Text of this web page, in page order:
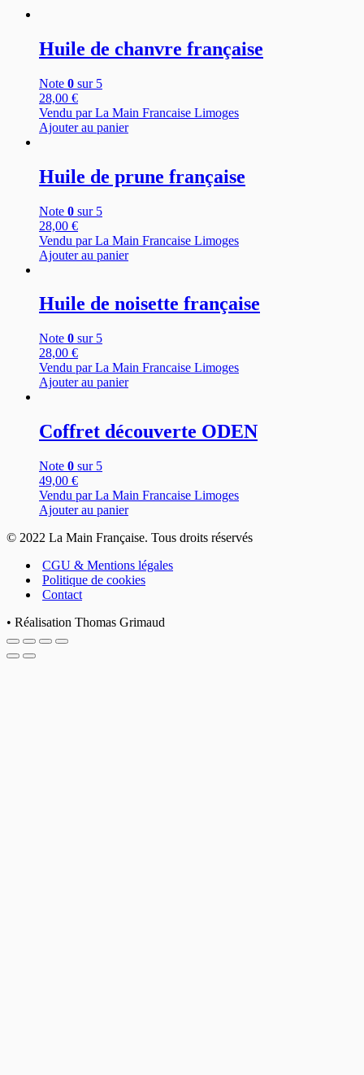
Huile de chanvre française
Note 0 sur 5
28,00 €
Vendu par La Main Francaise Limoges
Ajouter au panier
Huile de prune française
Note 0 sur 5
28,00 €
Vendu par La Main Francaise Limoges
Ajouter au panier
Huile de noisette française
Note 0 sur 5
28,00 €
Vendu par La Main Francaise Limoges
Ajouter au panier
Coffret découverte ODEN
Note 0 sur 5
49,00 €
Vendu par La Main Francaise Limoges
Ajouter au panier
© 2022 La Main Française. Tous droits réservés
CGU & Mentions légales
Politique de cookies
Contact
• Réalisation Thomas Grimaud